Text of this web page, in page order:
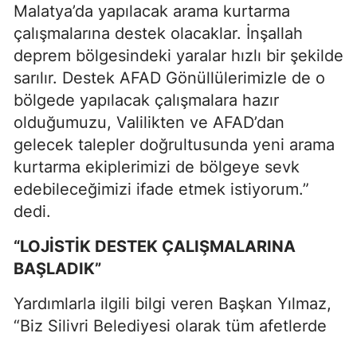
Malatya’da yapılacak arama kurtarma
çalışmalarına destek olacaklar. İnşallah
deprem bölgesindeki yaralar hızlı bir şekilde
sarılır. Destek AFAD Gönüllülerimizle de o
bölgede yapılacak çalışmalara hazır
olduğumuzu, Valilikten ve AFAD’dan
gelecek talepler doğrultusunda yeni arama
kurtarma ekiplerimizi de bölgeye sevk
edebileceğimizi ifade etmek istiyorum.”
dedi.
“LOJİSTİK DESTEK ÇALIŞMALARINA
BAŞLADIK”
Yardımlarla ilgili bilgi veren Başkan Yılmaz,
“Biz Silivri Belediyesi olarak tüm afetlerde